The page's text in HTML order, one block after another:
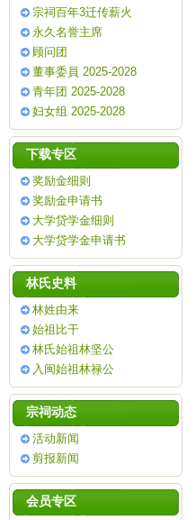
宗祠百年3迁传薪火
永久名誉主席
顾问团
董事委員 2025-2028
青年团 2025-2028
妇女组 2025-2028
下载专区
奖励金细则
奖励金申请书
大学贷学金细则
大学贷学金申请书
林氏史料
林姓由来
始祖比干
林氏始祖林坚公
入闽始祖林禄公
宗祠动态
活动新闻
剪报新闻
会员专区